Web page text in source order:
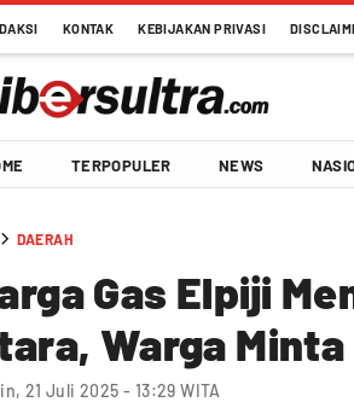
KONTAK KEBIJAKAN PRIVASI
TERPOPULER NEWS
DAERAH
Gas Elpiji
Warga
21 Juli 2025 - 13:29 WITA